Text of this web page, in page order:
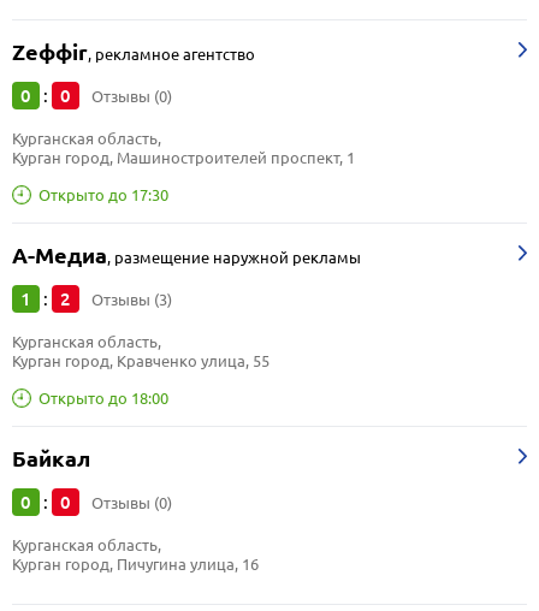
Zeффir, рекламное агентство
0 : 0 Отзывы (0)
Открыто до 17:30
Курганская область,
Курган город, Машиностроителей проспект, 1
А-Медиа, размещение наружной рекламы
1 : 2 Отзывы (3)
Открыто до 18:00
Курганская область,
Курган город, Кравченко улица, 55
Байкал
0 : 0 Отзывы (0)
Курганская область,
Курган город, Пичугина улица, 16